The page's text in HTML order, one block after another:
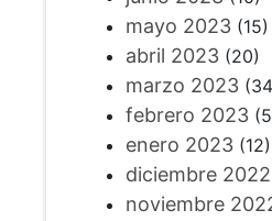
mayo 2023(15)
abril 2023(20)
marzo 2023
febrero 2023
enero 2023(12)
diciembre 2022
noviembre